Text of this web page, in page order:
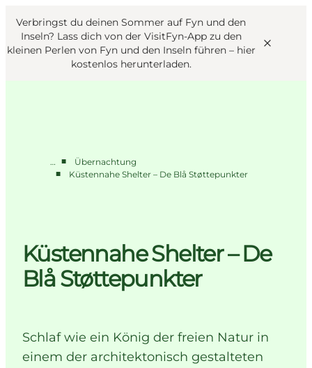
Verbringst du deinen Sommer auf Fyn und den
Inseln? Lass dich von der VisitFyn-App zu den
kleinen Perlen von Fyn und den Inseln führen – hier
kostenlos herunterladen.
Outdoor & bike
VisitFyn
Deutsch
… ■
Übernachtung
■
Küstennahe Shelter – De Blå Støttepunkter
Küstennahe Shelter – De
Blå Støttepunkter
Schlaf wie ein König der freien Natur in
einem der architektonisch gestalteten